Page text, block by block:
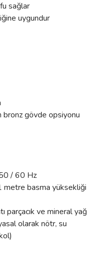
sağlar
uygundur
bronz gövde opsiyonu
/ 60 Hz
metre basma yüksekliği
parçacık ve mineral yağ
olarak nötr, su